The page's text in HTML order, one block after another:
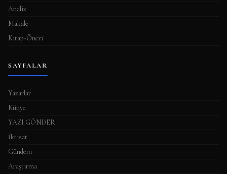
Analiz
Makale
Kitap-Öneri
SAYFALAR
Yazarlar
Künye
YAZI GÖNDER
İktisat
Gündem
Araştırma